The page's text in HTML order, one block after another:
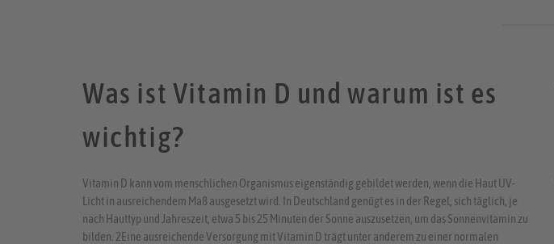
Was ist Vitamin D und warum ist es
wichtig?
Vitamin D kann vom menschlichen Organismus eigenständig gebildet werden, wenn die Haut UV-
Licht in ausreichendem Maß ausgesetzt wird. In Deutschland genügt es in der Regel, sich täglich, je
nach Hauttyp und Jahreszeit, etwa 5 bis 25 Minuten der Sonne auszusetzen, um das Sonnenvitamin zu
bilden. 2Eine ausreichende Versorgung mit Vitamin D trägt unter anderem zu einer normalen